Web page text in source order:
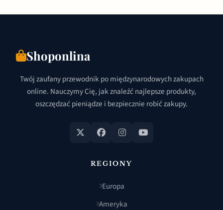
Shoponlina
Twój zaufany przewodnik po międzynarodowych zakupach
online. Nauczymy Cię, jak znaleźć najlepsze produkty,
oszczędzać pieniądze i bezpiecznie robić zakupy.
REGIONY
Europa
Ameryka